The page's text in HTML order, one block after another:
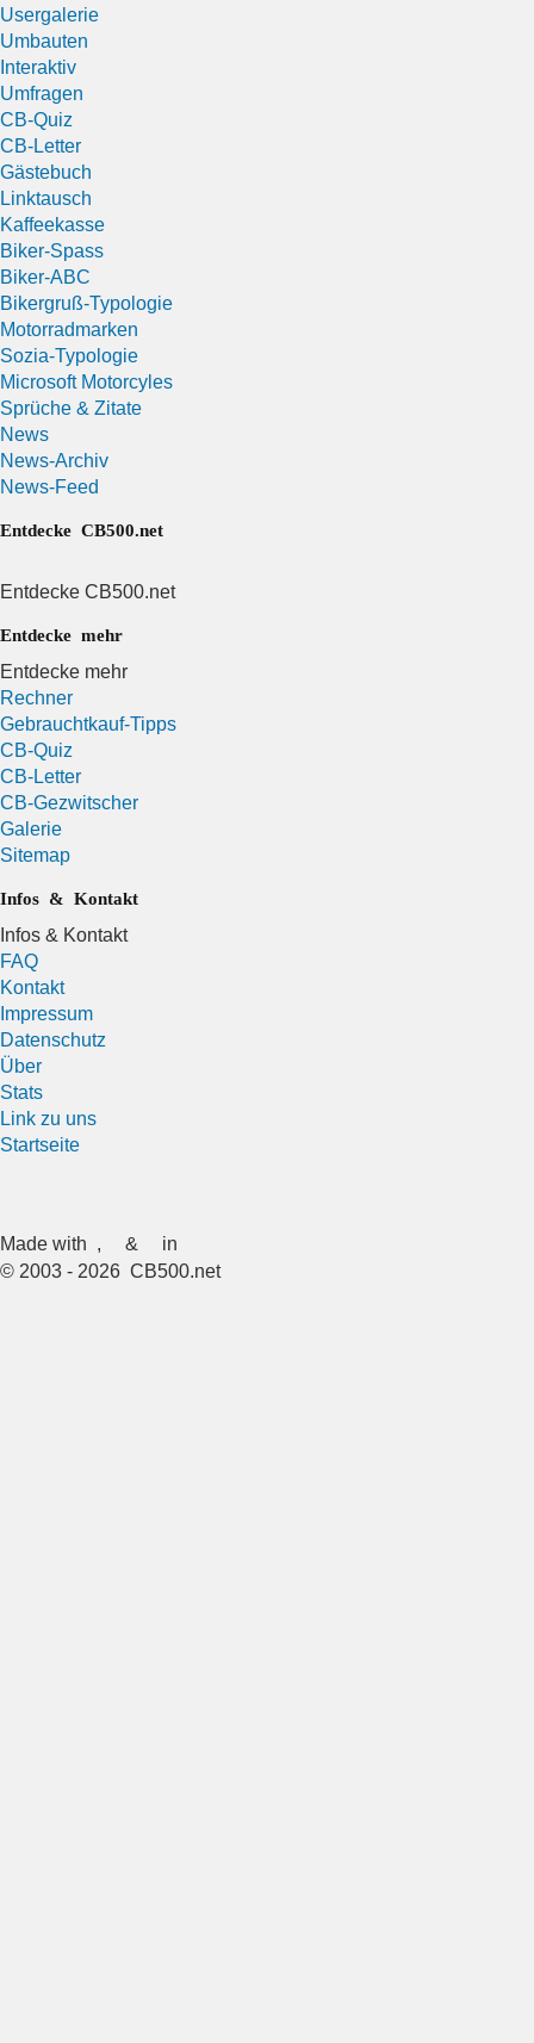
Usergalerie
Umbauten
Interaktiv
Umfragen
CB-Quiz
CB-Letter
Gästebuch
Linktausch
Kaffeekasse
Biker-Spass
Biker-ABC
Bikergruß-Typologie
Motorradmarken
Sozia-Typologie
Microsoft Motorcyles
Sprüche & Zitate
News
News-Archiv
News-Feed
Entdecke CB500.net
Entdecke CB500.net
Entdecke mehr
Entdecke mehr
Rechner
Gebrauchtkauf-Tipps
CB-Quiz
CB-Letter
CB-Gezwitscher
Galerie
Sitemap
Infos & Kontakt
Infos & Kontakt
FAQ
Kontakt
Impressum
Datenschutz
Über
Stats
Link zu uns
Startseite
Made with , &
in
© 2003 - 2026 CB500.net